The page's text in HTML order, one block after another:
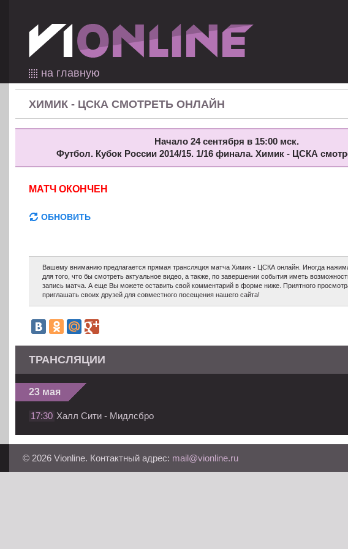
на главную
ХИМИК - ЦСКА СМОТРЕТЬ ОНЛАЙН
Начало 24 сентября в 15:00 мск.
Футбол. Кубок России 2014/15. 1/16 финала. Химик - ЦСКА
МАТЧ ОКОНЧЕН
ОБНОВИТЬ
Вашему вниманию предлагается прямая трансляция матча Химик - ЦСКА онлайн. Иногда
для того, что бы смотреть актуальное видео, а также, по завершении события иметь
запись матча. А еще Вы можете оставить свой комментарий в форме ниже. Приятного
приглашать своих друзей для совместного посещения нашего сайта!
ТРАНСЛЯЦИИ
23 мая
17:30 Халл Сити - Мидлсбро
© 2026 Vionline. Контактный адрес: mail@vionline.ru